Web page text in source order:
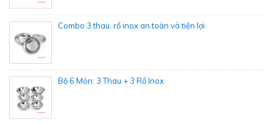
Combo 3 thau, rổ inox an toàn và tiện lợi
Bộ 6 Món: 3 Thau + 3 Rổ Inox